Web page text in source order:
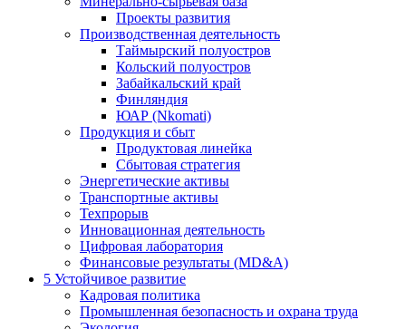
Проекты развития
Производственная деятельность
Таймырский полуостров
Кольский полуостров
Забайкальский край
Финляндия
ЮАР (Nkomati)
Продукция и сбыт
Продуктовая линейка
Сбытовая стратегия
Энергетические активы
Транспортные активы
Техпрорыв
Инновационная деятельность
Цифровая лаборатория
Финансовые результаты (MD&A)
5 Устойчивое развитие
Кадровая политика
Промышленная безопасность и охрана труда